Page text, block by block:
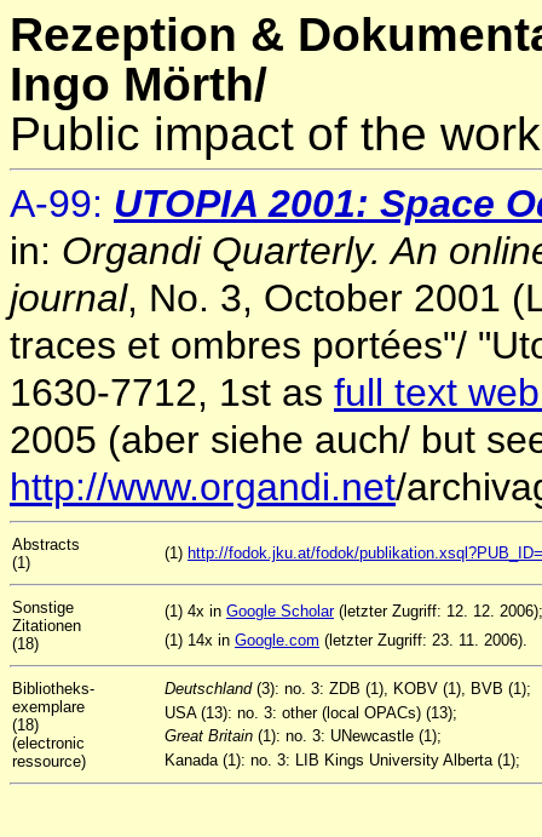
Rezeption &
Ingo Mörth/
Public impact of the
A-99: UTOPIA 2001: Space
in: Organdi Quarterly. An
journal, No. 3, October 2001
traces et ombres portées"/
1630-7712, 1st as full text
2005 (aber siehe auch/ but
http://www.organdi.net/
Abstracts
(1)
(1) http://fodok.jku.at/fodok/
Sonstige
Zitationen
(18)
(1) 4x in Google Scholar(letzter Zugriff: 12. 12. 2006);
(1) 14x in Google.com (letzter Zugriff: 23. 11. 2006).
Bibliotheks-
exemplare
(18)
(electronic
ressource)
Deutschland (3): no. 3: ZDB (1), KOBV (1), BVB (1);
USA (13): no. 3: other (local OPACs) (13);
Great Britain (1): no. 3: UNewcastle (1);
Kanada (1): no. 3: LIB Kings University Alberta (1);